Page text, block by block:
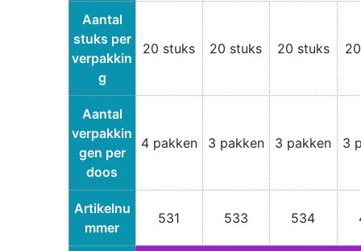
Aantal
stuks per
verpakkin
g
20 stuks 20 stuks 20 stuks
Aantal
verpakkin
gen per
doos
4 pakken 3 pakken 3 pakken 3
Artikelnu
mmer
531 533 534